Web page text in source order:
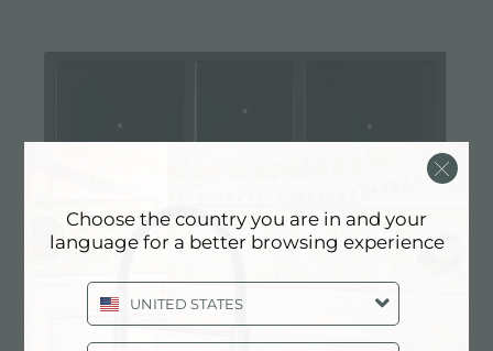
CASTONE LINEAR - GUN METAL
Choose the country you are in and your
language for a better browsing experience
UNITED STATES